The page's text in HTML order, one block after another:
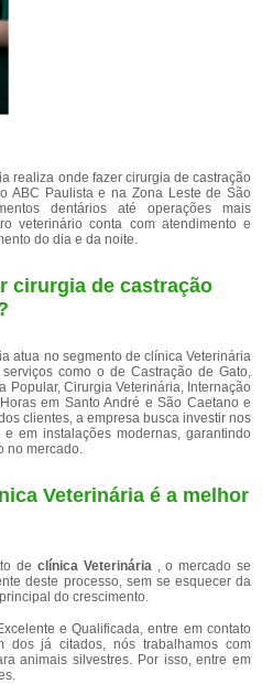
realiza onde fazer cirurgia de castração
ABC Paulista e na Zona Leste de São
dentários até operações mais
veterinário conta com atendimento e
do dia e da noite.
cirurgia de castração
atua no segmento de clínica Veterinária
como o de Castração de Gato,
Popular, Cirurgia Veterinária, Internação
em Santo André e São Caetano e
clientes, a empresa busca investir nos
em instalações modernas, garantindo
no mercado.
Veterinária é a melhor
de clínica Veterinária , o mercado se
deste processo, sem se esquecer da
do crescimento.
e Qualificada, entre em contato
dos já citados, nós trabalhamos com
animais silvestres. Por isso, entre em